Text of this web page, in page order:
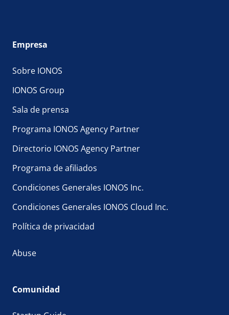
Empresa
Sobre IONOS
IONOS Group
Sala de prensa
Programa IONOS Agency Partner
Directorio IONOS Agency Partner
Programa de afiliados
Condiciones Generales IONOS Inc.
Condiciones Generales IONOS Cloud Inc.
Política de privacidad
Abuse
Comunidad